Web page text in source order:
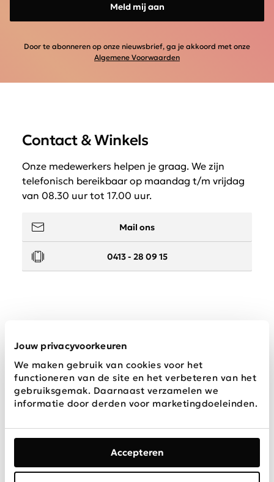
Jouw privacyvoorkeuren
We maken gebruik van cookies voor het
functioneren van de site en het verbeteren van het
gebruiksgemak. Daarnaast verzamelen we
informatie door derden voor marketingdoeleinden.
Accepteren
Meld mij aan
Door te abonneren op onze nieuwsbrief, ga je akkoord met onze
Algemene Voorwaarden
Contact & Winkels
Onze medewerkers helpen je graag. We zijn
telefonisch bereikbaar op maandag t/m vrijdag
van 08.30 uur tot 17.00 uur.
Mail ons
0413 - 28 09 15
Wij zijn Schijvens mode
Algemene
Privacy &
Disclaimer